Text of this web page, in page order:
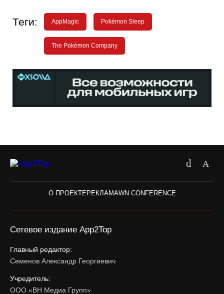
Теги: AppMagic Pokémon Sleep
The Pokémon Company
О ПРОЕКТЕРЕКЛАМАWN CONFERENCE
Сетевое издание App2Top
Главный редактор:
Семенов Александр Георгиевич
Учредитель:
ООО «ВН Медиа Групп»